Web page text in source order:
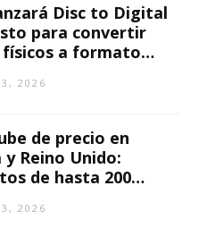
Disc to Digital
para convertir
físicos a formato
2026
de precio en
y Reino Unido:
de hasta 200
2026